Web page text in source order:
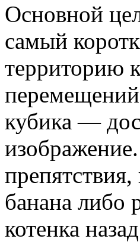
Основной
самый
территорию
кубика —
банана либо
котенка